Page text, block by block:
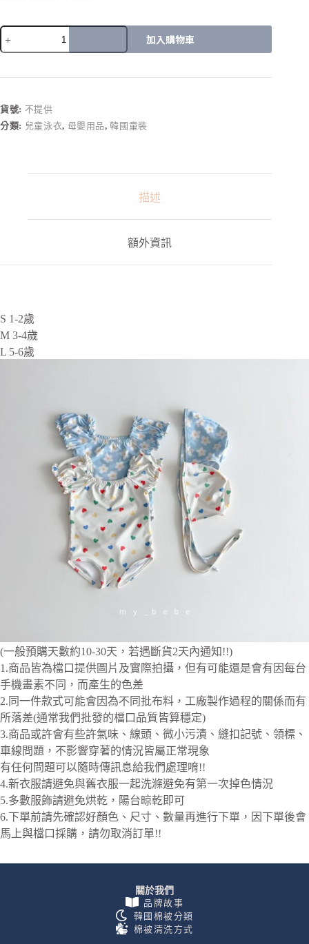
加入購物車
r
n
a
貨號: 不提供
分類: 兒童泳衣, 母嬰用品,韓國童裝
描述
額外資訊
S 1-2歲
M 3-4歲
L 5-6歲
(一般預購天數約10-30天，若遇斷貨2天內通知!!)
1.商品皆為檔口提供圖片及實際拍攝，但有可能還是會有因每台
手機畫素不同，而產生的色差
2.同一件款式可能會因為不同批布料，工廠製作過程的關係而有
所落差(通常我們批發的檔口品質皆算穩定)
3.商品或許會有些許氣味、線頭、微小污漬、縫扣記號、領標、
車線問題，不影響穿著的情況皆屬正常現象
有任何問題可以隨時傳訊息給我們處理唷!!
4.新衣服請避免與舊衣服一起洗滌避免有第一次掉色情況
5.多數服飾請避免烘乾，陽台晾乾即可
6.下單前請先確認好顏色、尺寸、數量再進行下單，因下單後會
馬上與檔口採購，請勿取消訂單!!
關於我們
品牌故事
韓國棉被分類
棉被清洗方式